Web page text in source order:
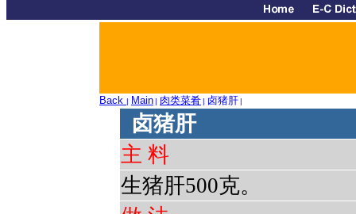
Back | Main| 肉类菜肴| 卤猪肝|
卤猪肝
主 料
生猪肝500克。